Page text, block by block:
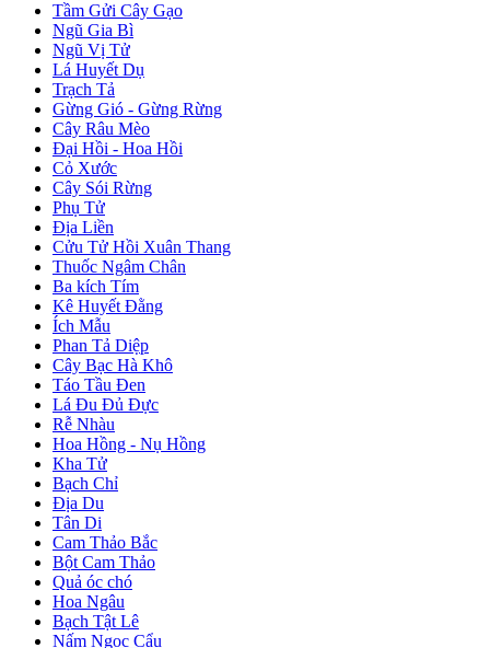
Tầm Gửi Cây Gạo
Ngũ Gia Bì
Ngũ Vị Tử
Lá Huyết Dụ
Trạch Tả
Gừng Gió - Gừng Rừng
Cây Râu Mèo
Đại Hồi - Hoa Hồi
Cỏ Xước
Cây Sói Rừng
Phụ Tử
Địa Liền
Cửu Tử Hồi Xuân Thang
Thuốc Ngâm Chân
Ba kích Tím
Kê Huyết Đằng
Ích Mẫu
Phan Tả Diệp
Cây Bạc Hà Khô
Táo Tầu Đen
Lá Đu Đủ Đực
Rễ Nhàu
Hoa Hồng - Nụ Hồng
Kha Tử
Bạch Chỉ
Địa Du
Tân Di
Cam Thảo Bắc
Bột Cam Thảo
Quả óc chó
Hoa Ngâu
Bạch Tật Lê
Nấm Ngọc Cẩu